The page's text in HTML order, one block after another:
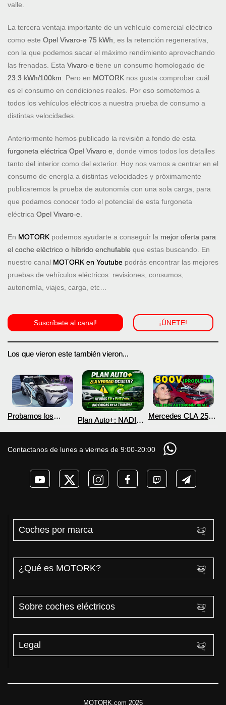
valle.
La tercera ventaja importante de un vehículo comercial eléctrico
como este Opel Vivaro-e 75 kWh, es la retención regenerativa,
con la que podemos sacar el máximo rendimiento aprovechando
las frenadas. Esta Vivaro-e tiene un consumo homologado de
23.3 kWh/100km. Pero en MOTORK nos gusta comprobar cuál
es el consumo en condiciones reales. Por eso sometemos a
todos los vehículos eléctricos a nuestra prueba de consumo a
distintas velocidades.
Anteriormente hemos publicado la revisión a fondo de esta
furgoneta eléctrica Opel Vivaro e, donde vimos todos los detalles
tanto del interior como del exterior. Hoy nos vamos a centrar en el
consumo de energía a distintas velocidades y próximamente
publicaremos la prueba de autonomía con una sola carga, para
que podamos conocer todo el potencial de esta furgoneta
eléctrica Opel Vivaro-e.
En MOTORK podemos ayudarte a conseguir la mejor oferta para
el coche eléctrico o híbrido enchufable que estas buscando. En
nuestro canal MOTORK en Youtube podrás encontrar las mejores
pruebas de vehículos eléctricos: revisiones, consumos,
autonomía, viajes, carga, etc…
Suscríbete al canal! ¡ÚNETE!
Los que vieron este también vieron...
Probamos los
DM-i y EV con más
Plan Auto+: NADIE
coches eléctricos y
PHEV 2026
Mercedes CLA 250+
COCHE que NO lo
necesita? PRUEBA
de AUTONOMÍA
Contactanos de lunes a viernes de 9:00-20:00
Coches por marca
¿Qué es MOTORK?
Sobre coches eléctricos
Legal
MOTORK.com 2026